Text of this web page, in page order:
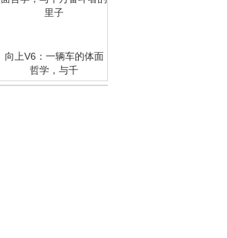
向上V6：一辆车的体面
哲学，与千